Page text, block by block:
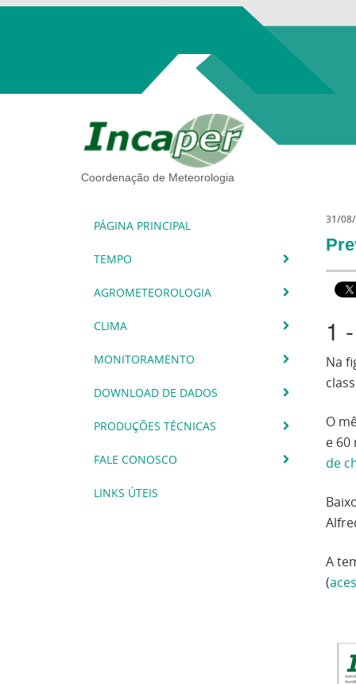
Coordenação de Meteorologia
PÁGINA PRINCIPAL
TEMPO
AGROMETEOROLOGIA
CLIMA
MONITORAMENTO
DOWNLOAD DE DADOS
PRODUÇÕES TÉCNICAS
FALE CONOSCO
LINKS ÚTEIS
31/
1
Na
O
e
de
A
(